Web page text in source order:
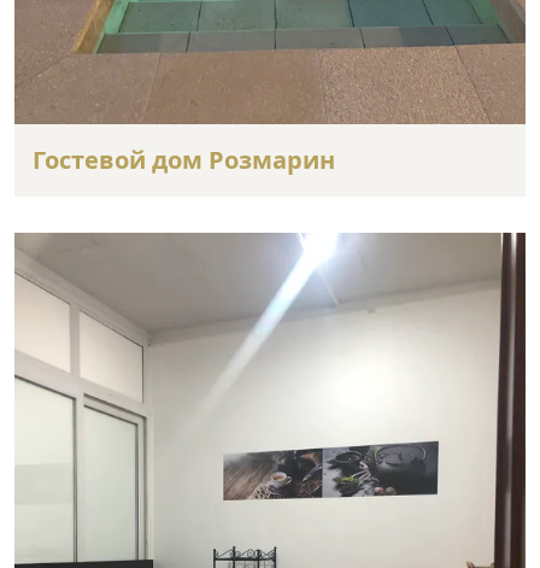
Гостевой дом Розмарин